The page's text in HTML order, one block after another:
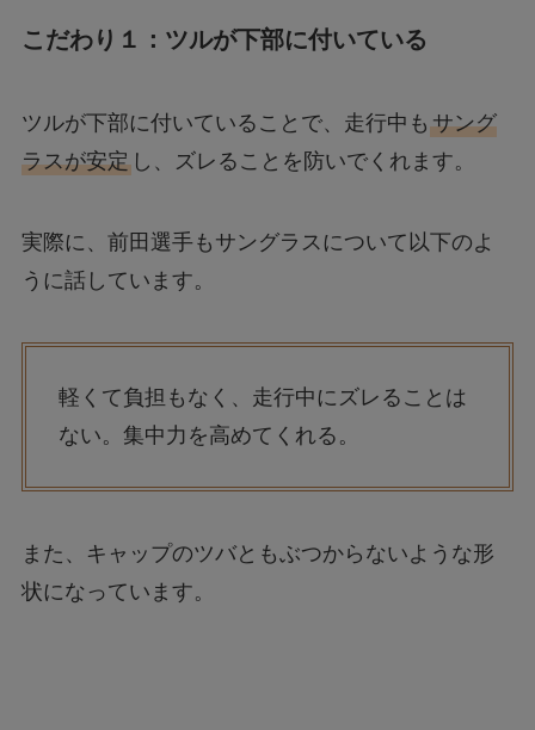
こだわり１：ツルが下部に付いている
ツルが下部に付いていることで、走行中も サング
ラスが安定し、ズレることを防いでくれます。
実際に、前田選手もサングラスについて以下のよ
うに話しています。
軽くて負担もなく、走行中にズレることは
ない。集中力を高めてくれる。
また、キャップのツバともぶつからないような形
状になっています。